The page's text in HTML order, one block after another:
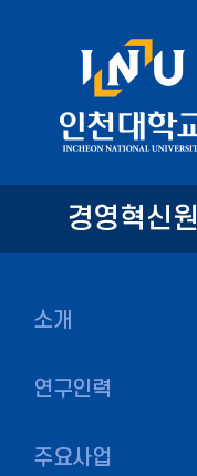
경영혁신원
소개
연구인력
주요사업